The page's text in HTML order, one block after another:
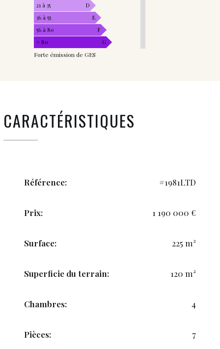
21 à 35
D
36 à 55
E
56 à 80
F
> 80
G
Forte émission de GES
CARACTÉRISTIQUES
Référence: #1981LTD
Prix: 1 190 000 €
Surface: 225 m²
Superficie du terrain: 120 m²
Chambres: 4
Pièces: 7